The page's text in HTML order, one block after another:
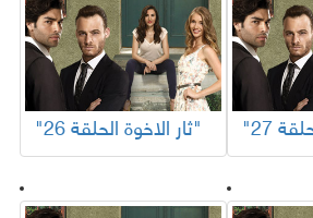
"ثار الاخوة الحلقة 26"